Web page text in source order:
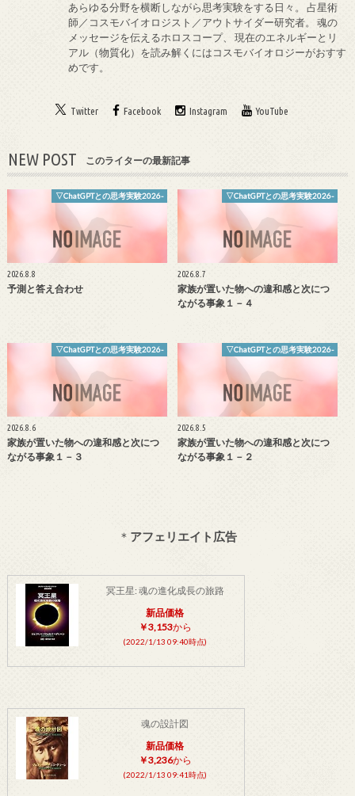
あらゆる分野を横断しながら思考実験をする日々。 占星術
師／コスモバイオロジスト／アウトサイダー研究者。 魂の
メッセージを伝えるホロスコープ、 現在のエネルギーとリ
アル（物質化）を読み解くにはコスモバイオロジーがおすす
めです。
Twitter Facebook Instagram YouTube
NEW POST このライターの最新記事
▽ChatGPTとの思考実験2026-
2026.8.8
予測と答え合わせ
▽ChatGPTとの思考実験2026-
2026.8.7
家族が置いた物への違和感と次につ
ながる事象１－４
▽ChatGPTとの思考実験2026-
2026.8.6
家族が置いた物への違和感と次につ
ながる事象１－３
▽ChatGPTとの思考実験2026-
2026.8.5
家族が置いた物への違和感と次につ
ながる事象１－２
＊ アフェリエイト広告
冥王星: 魂の進化成長の旅路
新品価格
￥3,153から
(2022/1/13 09:40時点)
魂の設計図
新品価格
￥3,236から
(2022/1/13 09:41時点)